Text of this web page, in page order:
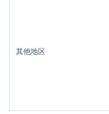
其他地区